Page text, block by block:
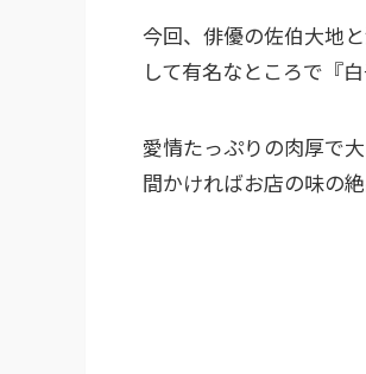
今回、俳優の佐伯大地
して有名なところで『
愛情たっぷりの肉厚で
間かければお店の味の